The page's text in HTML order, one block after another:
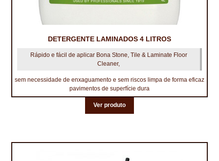
DETERGENTE LAMINADOS 4 LITROS
Rápido e fácil de aplicar Bona Stone, Tile & Laminate Floor
Cleaner,
sem necessidade de enxaguamento e sem riscos limpa de forma eficaz
pavimentos de superfície dura
Ver produto